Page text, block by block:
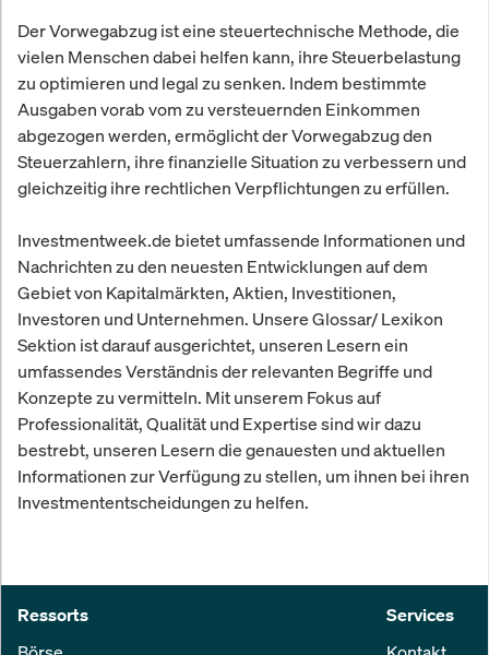
Der Vorwegabzug ist eine steuertechnische Methode, die
vielen Menschen dabei helfen kann, ihre Steuerbelastung
zu optimieren und legal zu senken. Indem bestimmte
Ausgaben vorab vom zu versteuernden Einkommen
abgezogen werden, ermöglicht der Vorwegabzug den
Steuerzahlern, ihre finanzielle Situation zu verbessern und
gleichzeitig ihre rechtlichen Verpflichtungen zu erfüllen.
Investmentweek.de bietet umfassende Informationen und
Nachrichten zu den neuesten Entwicklungen auf dem
Gebiet von Kapitalmärkten, Aktien, Investitionen,
Investoren und Unternehmen. Unsere Glossar/ Lexikon
Sektion ist darauf ausgerichtet, unseren Lesern ein
umfassendes Verständnis der relevanten Begriffe und
Konzepte zu vermitteln. Mit unserem Fokus auf
Professionalität, Qualität und Expertise sind wir dazu
bestrebt, unseren Lesern die genauesten und aktuellen
Informationen zur Verfügung zu stellen, um ihnen bei ihren
Investmententscheidungen zu helfen.
Ressorts Services